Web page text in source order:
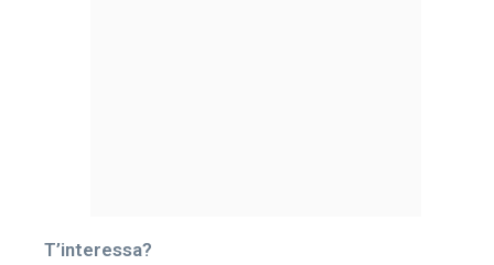
T’interessa?